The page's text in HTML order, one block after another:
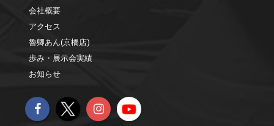
会社概要
アクセス
魯卿あん(京橋店)
歩み・展示会実績
お知らせ